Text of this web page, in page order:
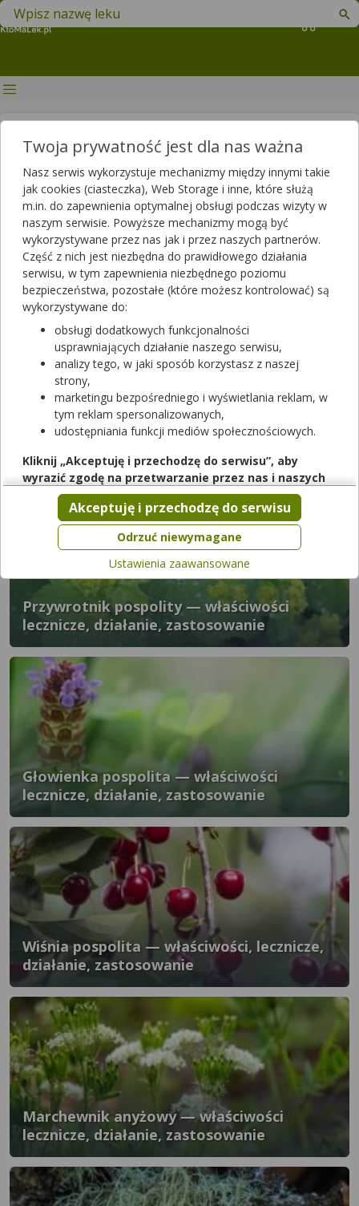
Koszyk
Znajdź lek w swojej okolicy
Magnolia lekarska — właściwości lecznicze,
działanie, zastosowanie
Fasola zwyczajna — właściwości lecznicze,
działanie, zastosowanie
Przywrotnik pospolity — właściwości
lecznicze, działanie, zastosowanie
Głowienka pospolita — właściwości
lecznicze, działanie, zastosowanie
Wiśnia pospolita — właściwości, lecznicze,
działanie, zastosowanie
Marchewnik anyżowy — właściwości
lecznicze, działanie, zastosowanie
Twoja prywatność jest dla nas ważna
Nasz serwis wykorzystuje mechanizmy między innymi takie
jak cookies (ciasteczka), Web Storage i inne, które służą
m.in. do zapewnienia optymalnej obsługi podczas wizyty w
naszym serwisie. Powyższe mechanizmy mogą być
wykorzystywane przez nas jak i przez naszych partnerów.
Część z nich jest niezbędna do prawidłowego działania
serwisu, w tym zapewnienia niezbędnego poziomu
bezpieczeństwa, pozostałe (które możesz kontrolować) są
wykorzystywane do:
obsługi dodatkowych funkcjonalności
usprawniających działanie naszego serwisu,
analizy tego, w jaki sposób korzystasz z naszej
strony,
marketingu bezpośredniego i wyświetlania reklam, w
tym reklam spersonalizowanych,
udostępniania funkcji mediów społecznościowych.
Kliknij „Akceptuję i przechodzę do serwisu”, aby
wyrazić zgodę na przetwarzanie przez nas i naszych
partnerów Twoich danych w powyższych celach.
Pamiętaj, że wyrażenie zgody jest dobrowolne, a wyrażoną
zgodę możesz w każdej chwili cofnąć, możesz też wycofać
zgodę na przetwarzanie Twoich danych tylko w niektórych
celach. Jeżeli chcesz dowiedzieć się więcej lub chcesz
przeprowadzić konfigurację szczegółową, to możesz tego
dokonać za pomocą „Ustawień zaawansowanych”.
Więcej informacji na temat wykorzystywania narzędzi
Serwisu.
Odrzuć niewymagane
Akceptuję i przechodzę do serwisu
Ustawienia zaawansowane